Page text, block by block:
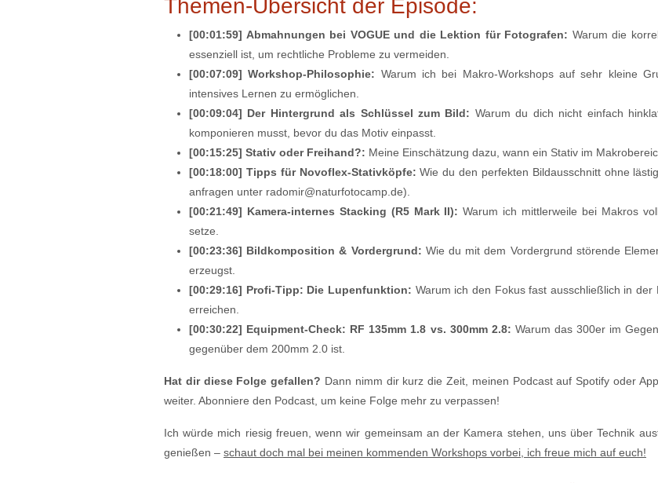
Themen-Übersicht der Episode:
[00:01:59] Abmahnungen bei VOGUE und die Lektion für Fotografen: Warum die
essenziell ist, um rechtliche Probleme zu vermeiden.
[00:07:09] Workshop-Philosophie: Warum ich bei Makro-Workshops auf sehr kleine
intensives Lernen zu ermöglichen.
[00:09:04] Der Hintergrund als Schlüssel zum Bild: Warum du dich nicht einfach
komponieren musst, bevor du das Motiv einpasst.
[00:15:25] Stativ oder Freihand?: Meine Einschätzung dazu, wann ein Stativ im
[00:18:00] Tipps für Novoflex-Stativköpfe: Wie du den perfekten Bildausschnitt ohne
anfragen unter radomir@naturfotocamp.de).
[00:21:49] Kamera-internes Stacking (R5 Mark II): Warum ich mittlerweile bei Makros
setze.
[00:23:36] Bildkomposition & Vordergrund: Wie du mit dem Vordergrund störende
erzeugst.
[00:29:16] Profi-Tipp: Die Lupenfunktion: Warum ich den Fokus fast ausschließlich in
erreichen.
[00:30:22] Equipment-Check: RF 135mm 1.8 vs. 300mm 2.8: Warum das 300er im
gegenüber dem 200mm 2.0 ist.
Hat dir diese Folge gefallen? Dann nimm dir kurz die Zeit, meinen Podcast auf Spotify oder
weiter. Abonniere den Podcast, um keine Folge mehr zu verpassen!
Ich würde mich riesig freuen, wenn wir gemeinsam an der Kamera stehen, uns über Technik
genießen – ⁠schaut doch mal bei meinen kommenden Workshops vorbei, ich freue mich auf euch!